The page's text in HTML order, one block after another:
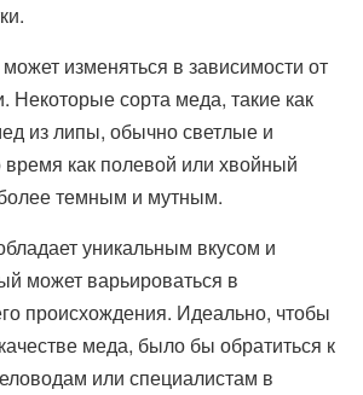
изменяться в зависимости от
Некоторые сорта меда, такие как
из липы, обычно светлые и
время как полевой или хвойный
темным и мутным.
уникальным вкусом и
может варьироваться в
происхождения. Идеально, чтобы
меда, было бы обратиться к
или специалистам в